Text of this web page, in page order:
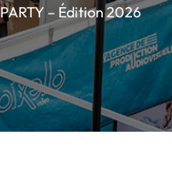
– Édition 2026